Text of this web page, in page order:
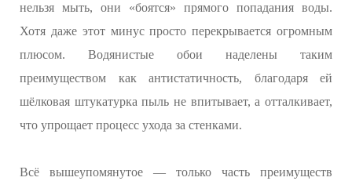
нельзя мыть, они «боятся» прямого попадания воды.
Хотя даже этот минус просто перекрывается огромным
плюсом. Водянистые обои наделены таким
преимуществом как антистатичность, благодаря ей
шёлковая штукатурка пыль не впитывает, а отталкивает,
что упрощает процесс ухода за стенками.
Всё вышеупомянутое — только часть преимуществ